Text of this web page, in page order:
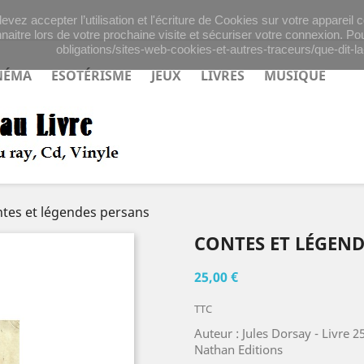
accepter l’utilisation et l'écriture de Cookies sur votre
lors de votre prochaine visite et sécuriser votre connexion.
obligations/sites-web-cookies-et-autres-traceurs/que-dit-
ESOTÉRISME JEUX LIVRES MUSIQUE
et légendes persans
CONTES ET
25,00 €
TTC
Auteur : Jules Dorsay - Livre
Nathan Editions